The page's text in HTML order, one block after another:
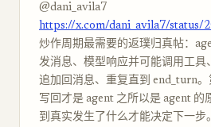
@dani_avila7
https://x.com/dani_avila7/status/
炒作周期最需要的返璞归真帖：
发消息、模型响应并可能调用工具
追加回消息、重复直到 end_turn。
写回才是 agent 之所以是 agent 的
到真实发生了什么才能决定下一步